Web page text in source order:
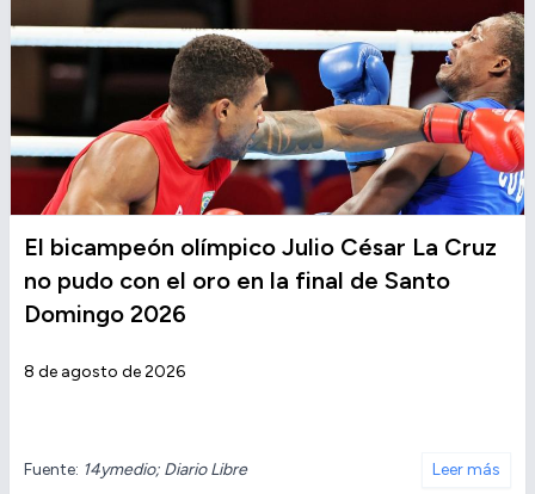
El bicampeón olímpico Julio César La Cruz
no pudo con el oro en la final de Santo
Domingo 2026
8 de agosto de 2026
Fuente: 14ymedio; Diario Libre Leer más